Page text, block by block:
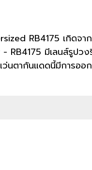
RB4175 เกิดจ
RB4175 มีเลนส์รูปว
ว่นตากันแดดนี้มีการอ